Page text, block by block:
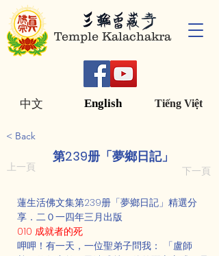
Temple Kalachakra
English Tiếng Việt
中文
< Back
第239册「夢鄉日記」
上一頁 下一頁
蓮生活佛文集第239册「夢鄉日記」精選分
享．二０一四年三月出版
010 成就者的死
呷呷！有一天，一位聖弟子問我： 「盧師